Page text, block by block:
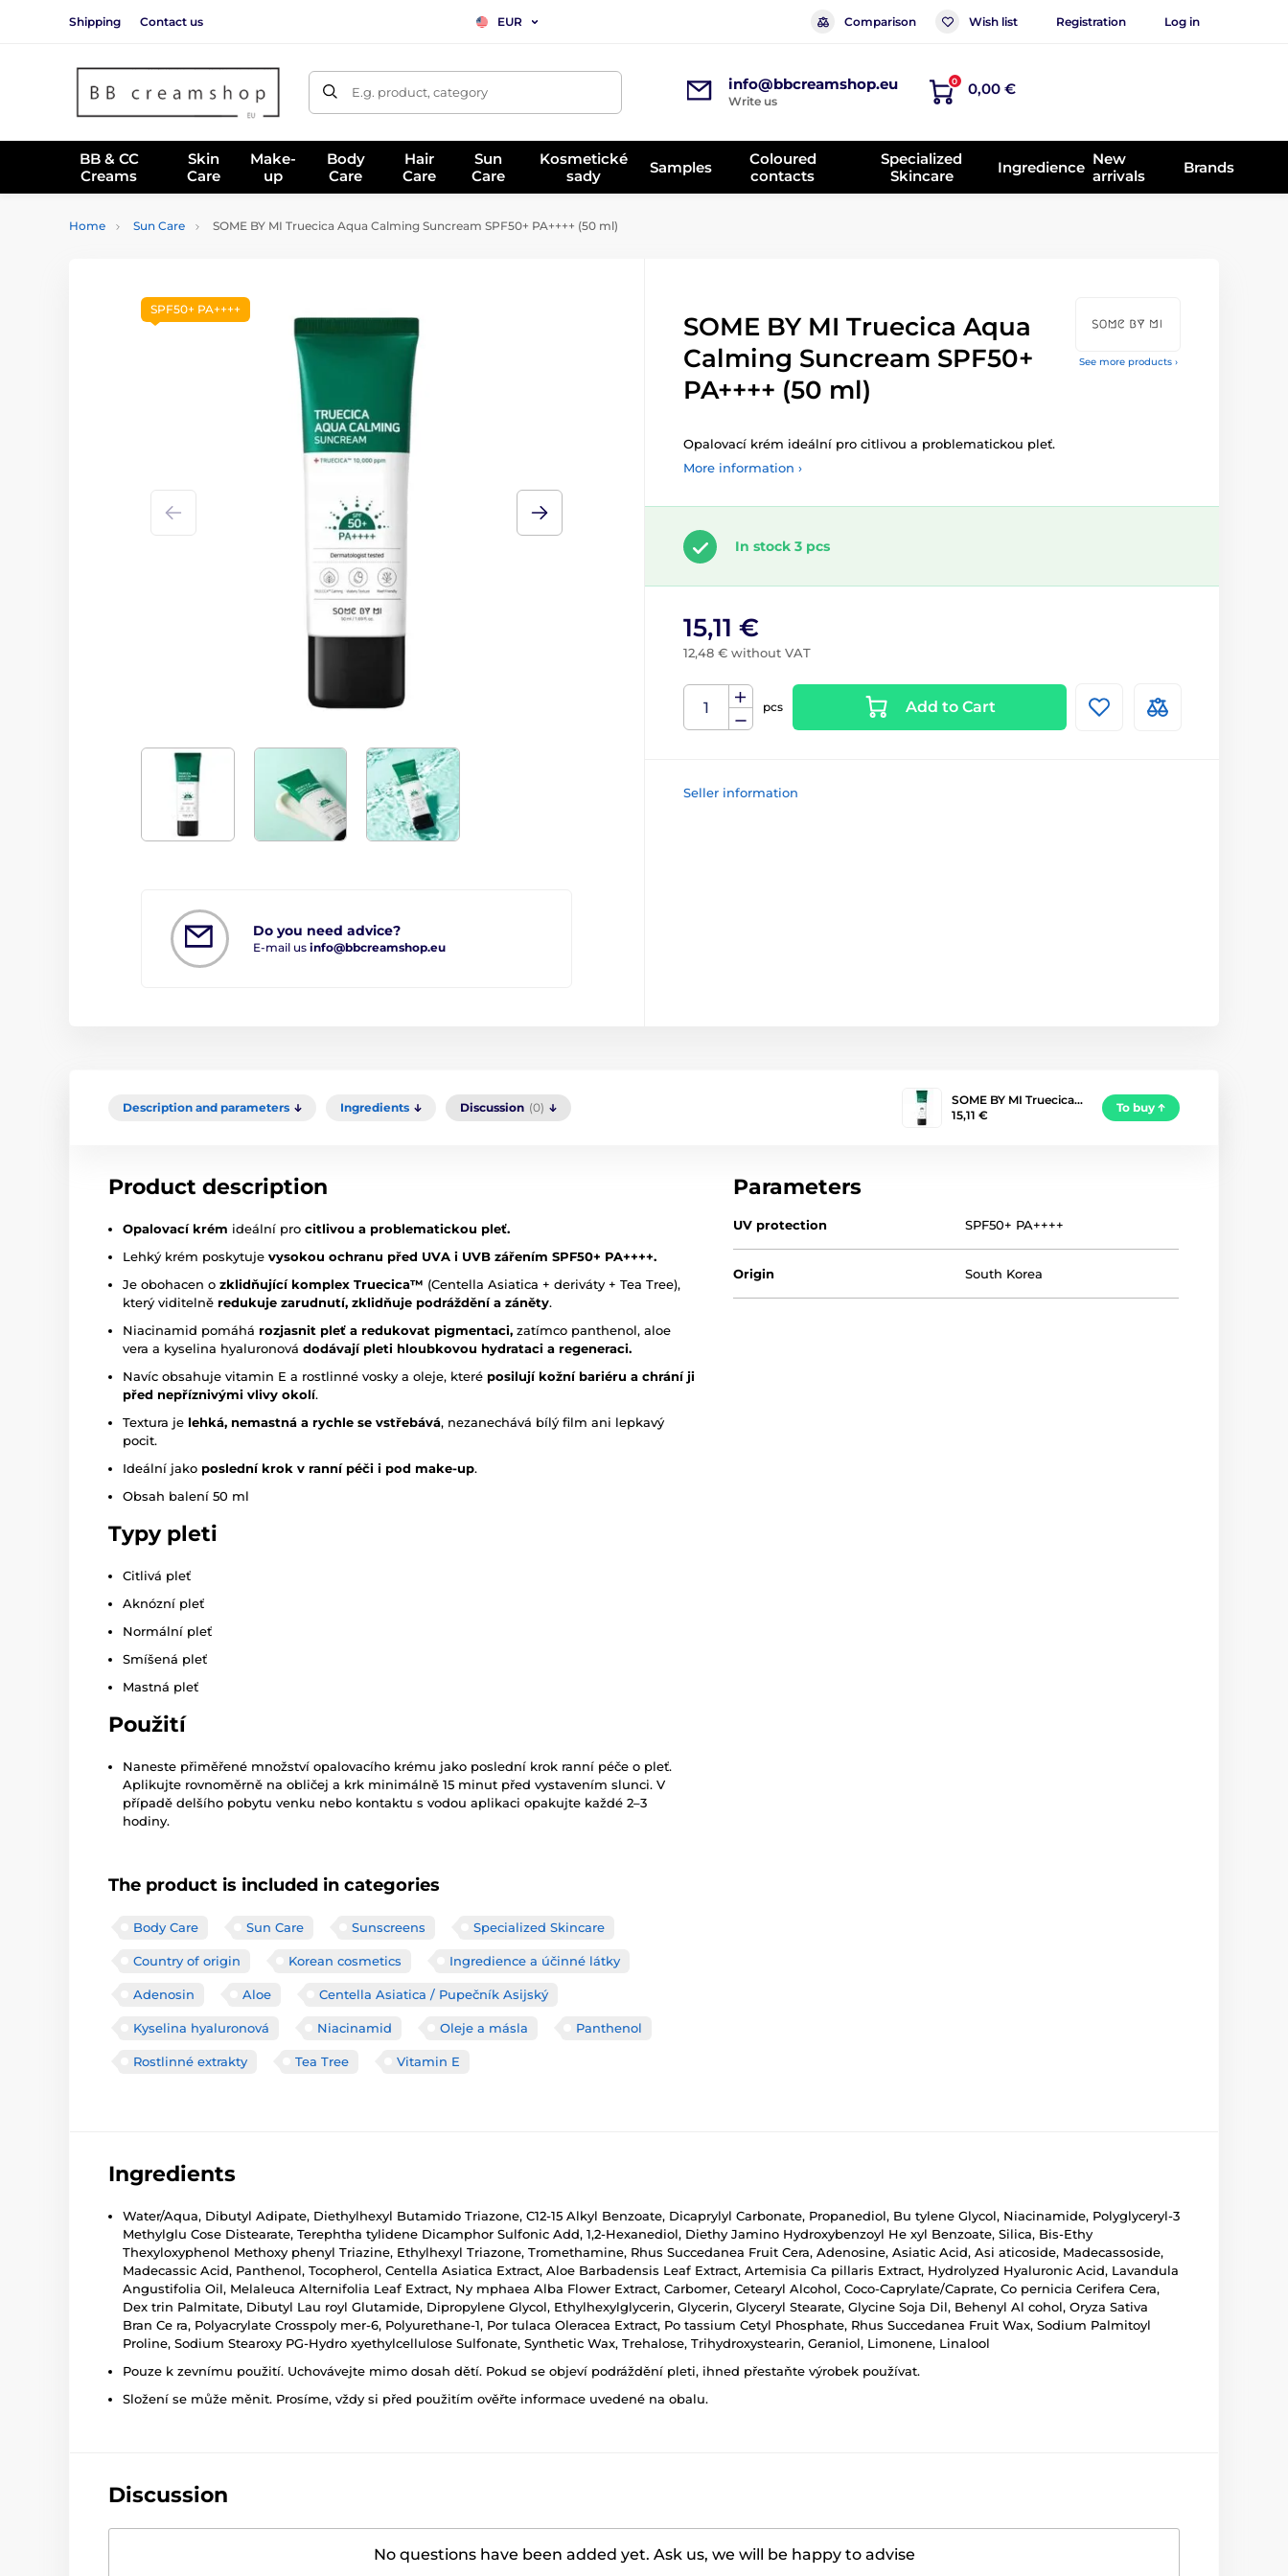
Shipping Contact us EUR Comparison Wish list Registration Log in
E.g. product, category info@bbcreamshop.eu
Write us
0 0,00 €
BB & CC
Creams
Skin
Care
Make-
up
Body
Care
Hair
Care
Sun
Care
Kosmetické
sady
Samples
Coloured
contacts
Specialized
Skincare
Ingredience New
arrivals
Brands
Home Sun Care SOME BY MI Truecica Aqua Calming Suncream SPF50+ PA++++ (50 ml)
See more products ›
Do you need advice?
E-mail us info@bbcreamshop.eu
SPF50+ PA++++
SOME BY MI Truecica Aqua
Calming Suncream SPF50+
PA++++ (50 ml)
Opalovací krém ideální pro citlivou a problematickou pleť.
More information ›
In stock 3 pcs
15,11 €
12,48 € without VAT
pcs Add to Cart
Seller information
Description and parameters Ingredients Discussion (0)
SOME BY MI Truecica…
15,11 €
To buy
Product description
Opalovací krém ideální pro citlivou a problematickou pleť.
Lehký krém poskytuje vysokou ochranu před UVA i UVB zářením SPF50+ PA++++.
Je obohacen o zklidňující komplex Truecica™ (Centella Asiatica + deriváty + Tea Tree),
který viditelně redukuje zarudnutí, zklidňuje podráždění a záněty.
Niacinamid pomáhá rozjasnit pleť a redukovat pigmentaci, zatímco panthenol, aloe
vera a kyselina hyaluronová dodávají pleti hloubkovou hydrataci a regeneraci.
Navíc obsahuje vitamin E a rostlinné vosky a oleje, které posilují kožní bariéru a chrání ji
před nepříznivými vlivy okolí.
Textura je lehká, nemastná a rychle se vstřebává, nezanechává bílý film ani lepkavý
pocit.
Ideální jako poslední krok v ranní péči i pod make-up.
Obsah balení 50 ml
Typy pleti
Citlivá pleť
Aknózní pleť
Normální pleť
Smíšená pleť
Mastná pleť
Použití
Naneste přiměřené množství opalovacího krému jako poslední krok ranní péče o pleť.
Aplikujte rovnoměrně na obličej a krk minimálně 15 minut před vystavením slunci. V
případě delšího pobytu venku nebo kontaktu s vodou aplikaci opakujte každé 2–3
hodiny.
The product is included in categories
Body Care Sun Care Sunscreens Specialized Skincare
Country of origin Korean cosmetics Ingredience a účinné látky
Adenosin Aloe Centella Asiatica / Pupečník Asijský
Kyselina hyaluronová Niacinamid Oleje a másla Panthenol
Rostlinné extrakty Tea Tree Vitamin E
Parameters
UV protection SPF50+ PA++++
Origin South Korea
Ingredients
Water/Aqua, Dibutyl Adipate, Diethylhexyl Butamido Triazone, C12-15 Alkyl Benzoate, Dicaprylyl Carbonate, Propanediol, Bu tylene Glycol, Niacinamide, Polyglyceryl-3
Methylglu Cose Distearate, Terephtha tylidene Dicamphor Sulfonic Add, 1,2-Hexanediol, Diethy Jamino Hydroxybenzoyl He xyl Benzoate, Silica, Bis-Ethy
Thexyloxyphenol Methoxy phenyl Triazine, Ethylhexyl Triazone, Tromethamine, Rhus Succedanea Fruit Cera, Adenosine, Asiatic Acid, Asi aticoside, Madecassoside,
Madecassic Acid, Panthenol, Tocopherol, Centella Asiatica Extract, Aloe Barbadensis Leaf Extract, Artemisia Ca pillaris Extract, Hydrolyzed Hyaluronic Acid, Lavandula
Angustifolia Oil, Melaleuca Alternifolia Leaf Extract, Ny mphaea Alba Flower Extract, Carbomer, Cetearyl Alcohol, Coco-Caprylate/Caprate, Co pernicia Cerifera Cera,
Dex trin Palmitate, Dibutyl Lau royl Glutamide, Dipropylene Glycol, Ethylhexylglycerin, Glycerin, Glyceryl Stearate, Glycine Soja Dil, Behenyl Al cohol, Oryza Sativa
Bran Ce ra, Polyacrylate Crosspoly mer-6, Polyurethane-1, Por tulaca Oleracea Extract, Po tassium Cetyl Phosphate, Rhus Succedanea Fruit Wax, Sodium Palmitoyl
Proline, Sodium Stearoxy PG-Hydro xyethylcellulose Sulfonate, Synthetic Wax, Trehalose, Trihydroxystearin, Geraniol, Limonene, Linalool
Pouze k zevnímu použití. Uchovávejte mimo dosah dětí. Pokud se objeví podráždění pleti, ihned přestaňte výrobek používat.
Složení se může měnit. Prosíme, vždy si před použitím ověřte informace uvedené na obalu.
Discussion
No questions have been added yet. Ask us, we will be happy to advise